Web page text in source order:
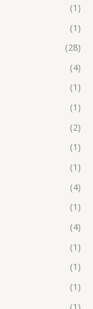
(1)
(1)
(28)
(4)
(1)
(1)
(2)
(1)
(1)
(4)
(1)
(4)
(1)
(1)
(1)
(1)